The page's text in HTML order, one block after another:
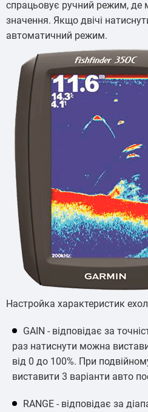
спрацьовує ручний режим, де
значення. Якщо двічі
автоматичний режим.
Настройка характеристик
GAIN - відповідає за
раз натиснути можна
від 0 до 100%. При
виставити 3 варіанти авто
RANGE - відповідає за